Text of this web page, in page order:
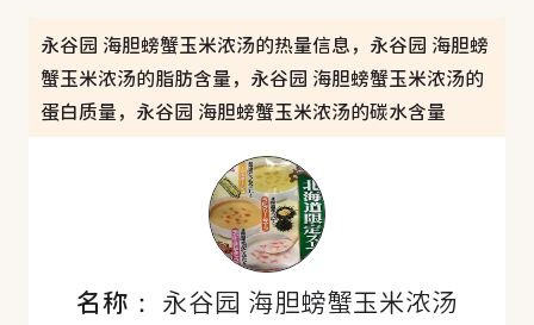
永谷园 海胆螃蟹玉米浓汤的热量信息，永谷园 海胆螃
蟹玉米浓汤的脂肪含量，永谷园 海胆螃蟹玉米浓汤的
蛋白质量，永谷园 海胆螃蟹玉米浓汤的碳水含量
名称： 永谷园 海胆螃蟹玉米浓汤